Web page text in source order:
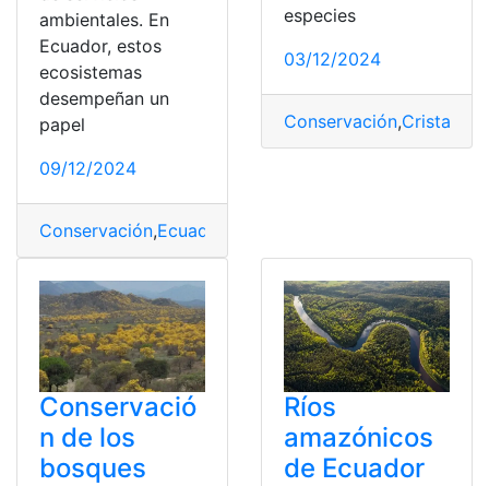
ambientales. En
Ecuador, estos
ecosistemas
desempeñan un
papel
09/12/2024
Conservación,Ecuador
especies
03/12/2024
Conservación,Cristal
Conservació
n de los
bosques
Ríos
amazónicos
de Ecuador